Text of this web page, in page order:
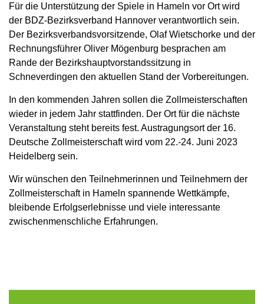
Für die Unterstützung der Spiele in Hameln vor Ort wird
der BDZ-Bezirksverband Hannover verantwortlich sein.
Der Bezirksverbandsvorsitzende, Olaf Wietschorke und der
Rechnungsführer Oliver Mögenburg besprachen am
Rande der Bezirkshauptvorstandssitzung in
Schneverdingen den aktuellen Stand der Vorbereitungen.
In den kommenden Jahren sollen die Zollmeisterschaften
wieder in jedem Jahr stattfinden. Der Ort für die nächste
Veranstaltung steht bereits fest. Austragungsort der 16.
Deutsche Zollmeisterschaft wird vom 22.-24. Juni 2023
Heidelberg sein.
Wir wünschen den Teilnehmerinnen und Teilnehmern der
Zollmeisterschaft in Hameln spannende Wettkämpfe,
bleibende Erfolgserlebnisse und viele interessante
zwischenmenschliche Erfahrungen.